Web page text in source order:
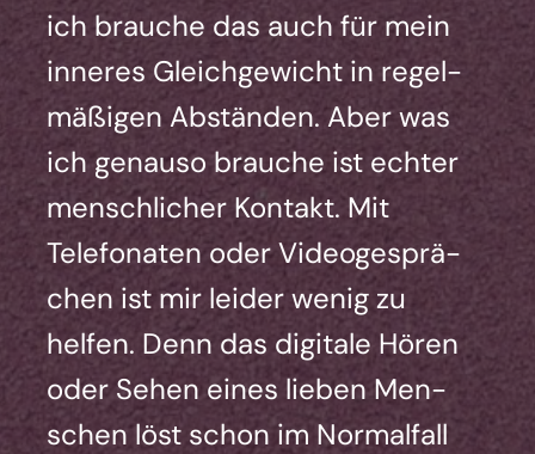
ich brau­che das auch für mein
inne­res Gleich­ge­wicht in regel­
mä­ßi­gen Abstän­den. Aber was
ich genau­so brau­che ist ech­ter
mensch­li­cher Kon­takt. Mit
Tele­fo­na­ten oder Video­ge­sprä­
chen ist mir lei­der wenig zu
hel­fen. Denn das digi­ta­le Hören
oder Sehen eines lie­ben Men­
schen löst schon im Nor­mal­fall